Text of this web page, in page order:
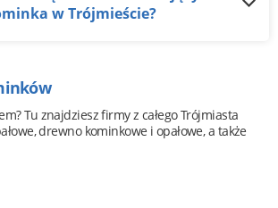
w Trójmieście?
Tu znajdziesz firmy z całego Trójmiasta
drewno kominkowe i opałowe, a także